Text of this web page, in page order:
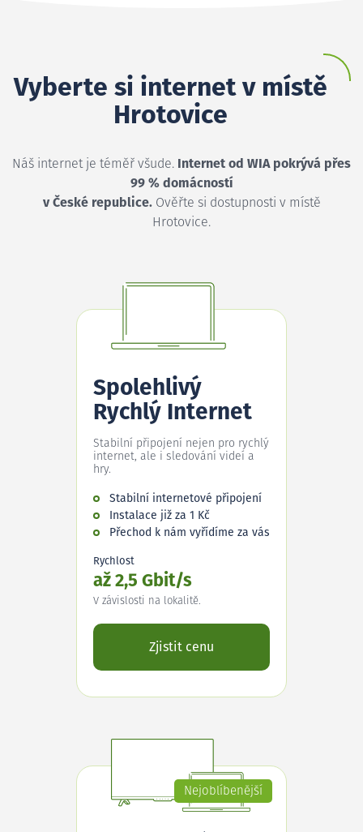
Vyberte si internet v místě
Hrotovice
Náš internet je téměř všude. Internet od WIA pokrývá přes
99 % domácností
v České republice.Ověřte si dostupnosti v místě
Hrotovice.
Spolehlivý
Rychlý Internet
Stabilní připojení nejen pro rychlý
internet, ale i sledování videí a
hry.
Stabilní internetové připojení
Instalace již za 1 Kč
Přechod k nám vyřídíme za vás
Rychlost
až 2,5 Gbit/s
V závislosti na lokalitě.
Zjistit cenu
Nejoblíbenější